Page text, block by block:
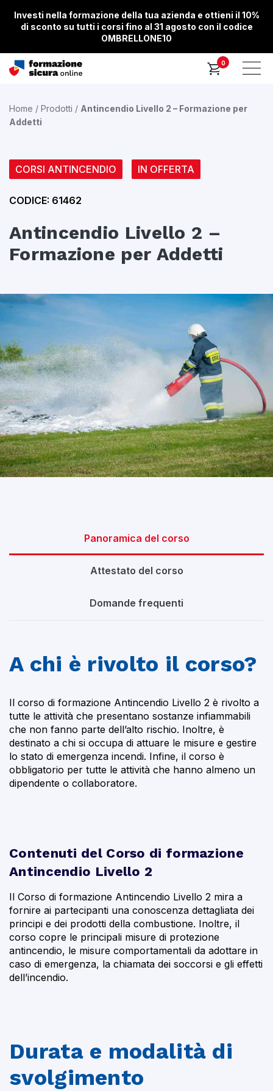
Investi nella formazione della tua azienda e ottieni il 10%
di sconto su tutti i corsi fino al 31 agosto con il codice
OMBRELLONE10
0
Home / Prodotti / Antincendio Livello 2 – Formazione per
Addetti
CORSI ANTINCENDIO IN OFFERTA
CODICE: 61462
Antincendio Livello 2 –
Formazione per Addetti
Panoramica del corso
Attestato del corso
Domande frequenti
A chi è rivolto il corso?
Il corso di formazione Antincendio Livello 2 è rivolto a
tutte le attività che presentano sostanze infiammabili
che non fanno parte dell’alto rischio. Inoltre, è
destinato a chi si occupa di attuare le misure e gestire
lo stato di emergenza incendi. Infine, il corso è
obbligatorio per tutte le attività che hanno almeno un
dipendente o collaboratore.
Contenuti del Corso di formazione
Antincendio Livello 2
Il Corso di formazione Antincendio Livello 2 mira a
fornire ai partecipanti una conoscenza dettagliata dei
principi e dei prodotti della combustione. Inoltre, il
corso copre le principali misure di protezione
antincendio, le misure comportamentali da adottare in
caso di emergenza, la chiamata dei soccorsi e gli effetti
dell’incendio.
Durata e modalità di
svolgimento